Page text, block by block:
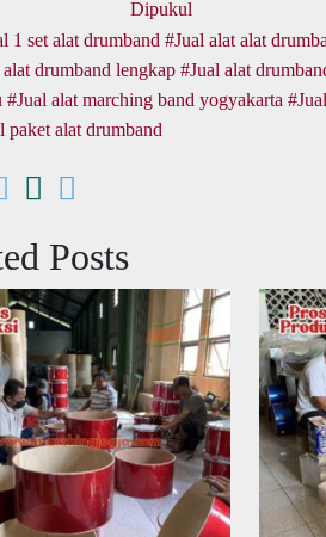
1 set alat drumband Jual alat alat
alat drumband lengkap Jual alat
Jual alat marching band yogyakarta
paket alat drumband
Posts